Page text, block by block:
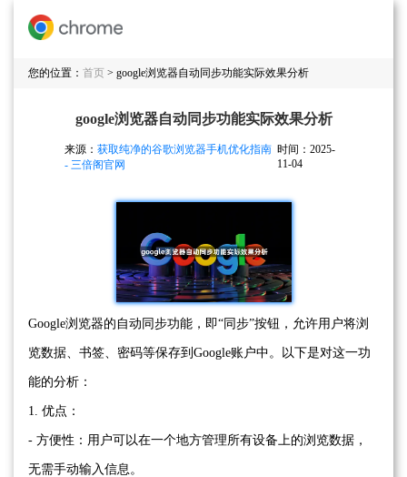
您的位置： 首页 > google浏览器自动同步功能实际效果分析
google浏览器自动同步功能实际效果分析
来源： 获取纯净的谷歌浏览器手机优化指南
- 三倍阁官网
时间：2025-
11-04
Google浏览器的自动同步功能，即“同步”按钮，允许用户将浏
览数据、书签、密码等保存到Google账户中。以下是对这一功
能的分析：
1. 优点：
- 方便性：用户可以在一个地方管理所有设备上的浏览数据，
无需手动输入信息。